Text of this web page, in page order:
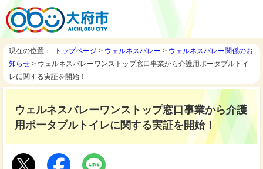
現在の位置： トップページ > ウェルネスバレー > ウェルネスバレー関係のお
知らせ > ウェルネスバレーワンストップ窓口事業から介護用ポータブルトイ
レに関する実証を開始！
ウェルネスバレーワンストップ窓口事業から介護
用ポータブルトイレに関する実証を開始！